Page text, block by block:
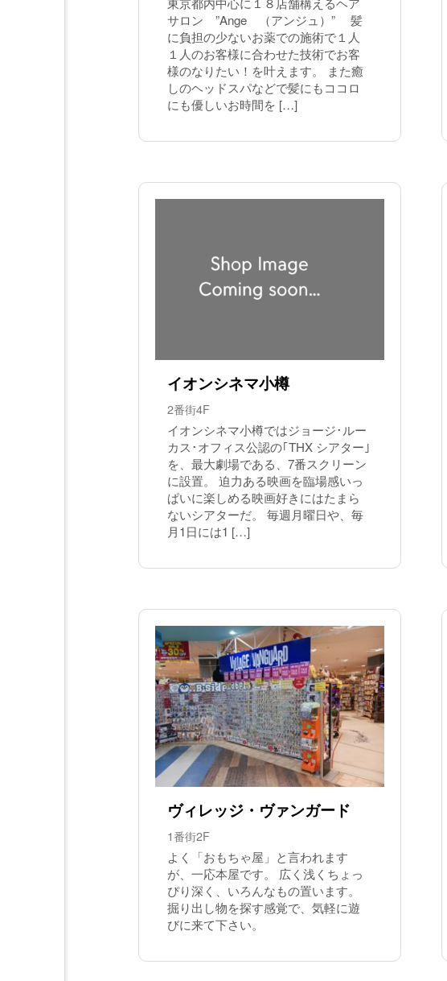
サロン ”Ange （アンジュ）” 髪
に負担の少ないお薬での施術で１人
１人のお客様に合わせた技術でお客
様のなりたい！を叶えます。 また癒
しのヘッドスパなどで髪にもココロ
にも優しいお時間を […]
イオンシネマ小樽
2番街4F
イオンシネマ小樽ではジョージ･ルー
カス･オフィス公認の｢THX シアター｣
を、最大劇場である、7番スクリーン
に設置。 迫力ある映画を臨場感いっ
ぱいに楽しめる映画好きにはたまら
ないシアターだ。 毎週月曜日や、毎
月1日には1 […]
ヴィレッジ・ヴァンガード
1番街2F
よく「おもちゃ屋」と言われます
が、一応本屋です。 広く浅くちょっ
ぴり深く、いろんなもの置います。
掘り出し物を探す感覚で、気軽に遊
びに来て下さい。